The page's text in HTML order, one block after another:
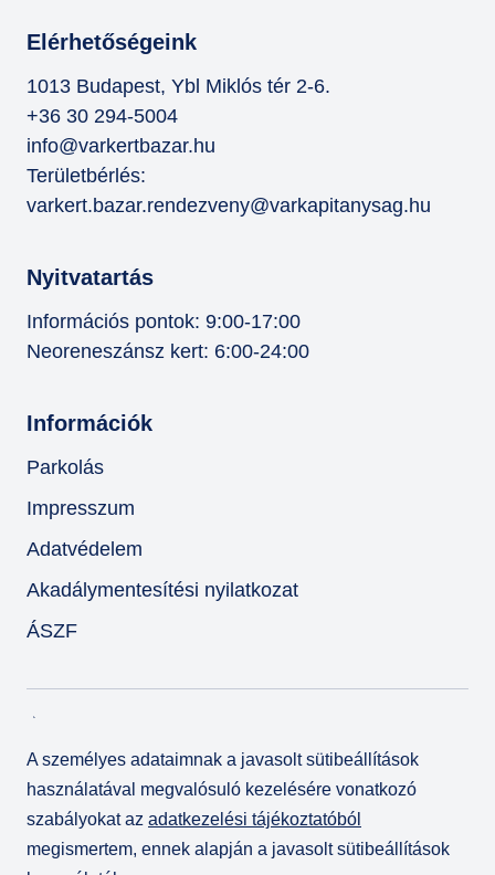
Elérhetőségeink
1013 Budapest, Ybl Miklós tér 2-6.
+36 30 294-5004
info@varkertbazar.hu
Területbérlés:
varkert.bazar.rendezveny@varkapitanysag.hu
Nyitvatartás
Információs pontok: 9:00-17:00
Neoreneszánsz kert: 6:00-24:00
Információk
Parkolás
Impresszum
Adatvédelem
Akadálymentesítési nyilatkozat
ÁSZF
A személyes adataimnak a javasolt sütibeállítások
használatával megvalósuló kezelésére vonatkozó
szabályokat az adatkezelési tájékoztatóból
megismertem, ennek alapján a javasolt sütibeállítások